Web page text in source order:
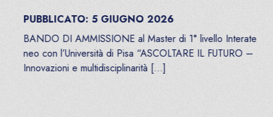
PUBBLICATO:5 GIUGNO 2026
BANDO DI AMMISSIONE al Master di 1° livello Interate
neo con l’Università di Pisa “ASCOLTARE IL FUTURO –
Innovazioni e multidisciplinarità […]